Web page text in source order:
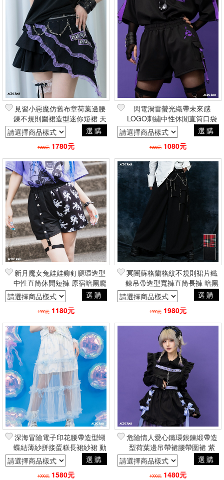
見習小惡魔仿舊布章荷葉邊腰
鍊不規則圍裙造型迷你短裙 天
使界隈龐克風 品牌ACDC
RAG台灣總代理
選購
1990元 1780元
閃電渦雷螢光織帶未來感
LOGO刺繡中性休閒直筒口袋
短褲 賽博龐克工業風 品牌
ACDC RAG台灣代理
選購
1990元 1080元
新月魔女兔娃娃鉚釘腿環造型
中性直筒休閒短褲 原宿暗黑龐
克風 品牌ACDC RAG台灣總
代理
選購
1990元 1180元
冥闇蘇格蘭格紋不規則裙片鐵
鍊吊帶造型寬褲直筒長褲 暗黑
視覺系龐克風 品牌ACDC
RAG台灣總代理
選購
1990元 1980元
深海冒險電子印花腰帶造型蝴
蝶結薄紗拼接蛋糕長裙紗裙 動
漫二次元風 品牌ACDC RAG
台灣代理
選購
1990元 1580元
危險情人愛心鐵環銀鍊緞帶造
型荷葉邊吊帶裙腰帶圍裙 紫
原宿地雷系 品牌ACDC RAG
台灣代理
選購
1990元 1480元